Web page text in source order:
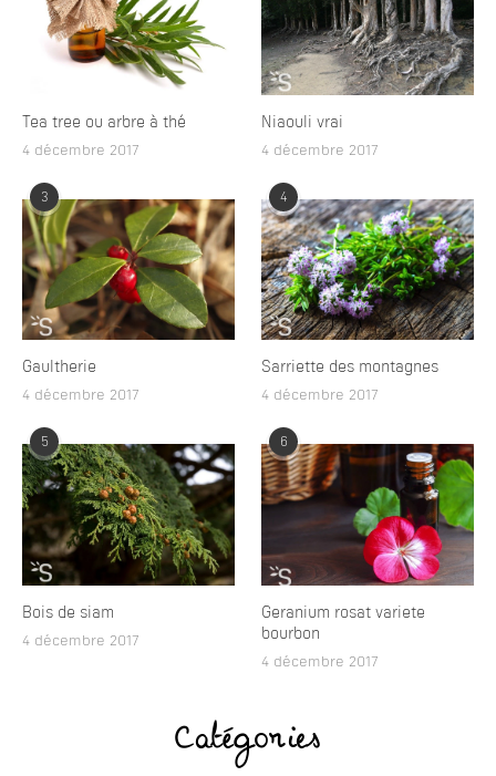
Tea tree ou arbre à thé
4 décembre 2017
Niaouli vrai
4 décembre 2017
3
Gaultherie
4 décembre 2017
4
Sarriette des montagnes
4 décembre 2017
5
Bois de siam
4 décembre 2017
6
Geranium rosat variete
bourbon
4 décembre 2017
Catégories